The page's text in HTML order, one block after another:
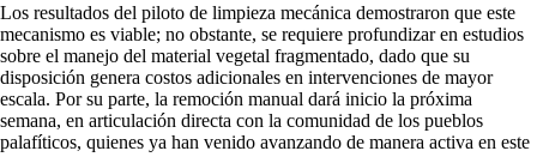
Los resultados del piloto de limpieza mecánica demostraron que este
mecanismo es viable; no obstante, se requiere profundizar en estudios
sobre el manejo del material vegetal fragmentado, dado que su
disposición genera costos adicionales en intervenciones de mayor
escala. Por su parte, la remoción manual dará inicio la próxima
semana, en articulación directa con la comunidad de los pueblos
palafíticos, quienes ya han venido avanzando de manera activa en este